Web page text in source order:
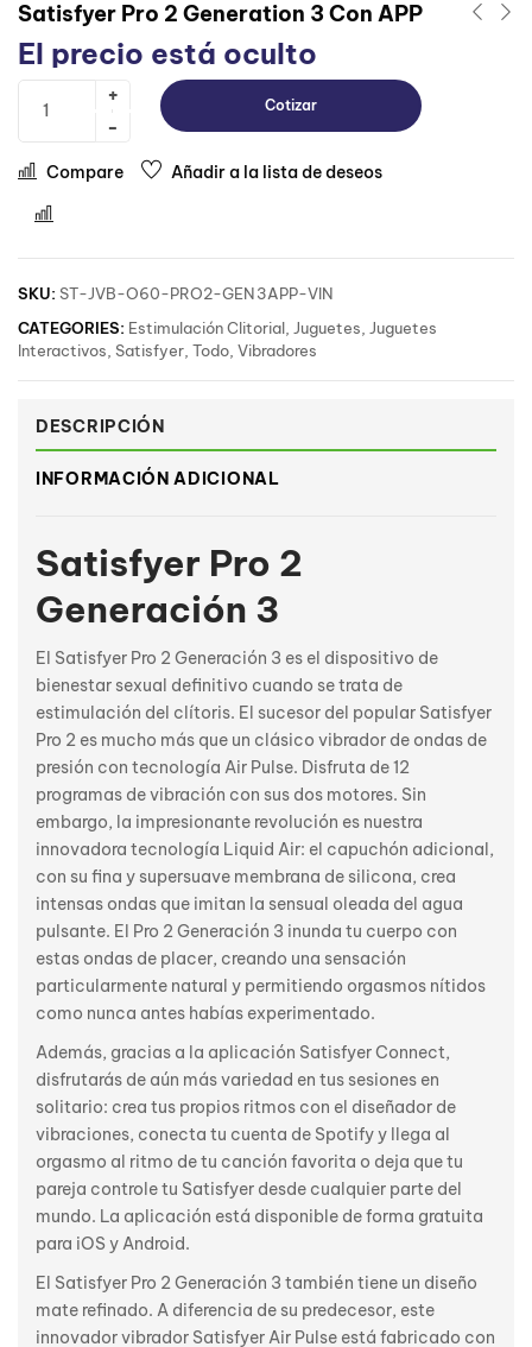
Satisfyer Pro 2 Generation 3 Con APP
El precio está oculto
Cotizar
Compare Añadir a la lista de deseos
SKU: ST-JVB-O60-PRO2-GEN3APP-VIN
CATEGORIES: Estimulación Clitorial Juguetes
Juguetes
Interactivos Satisfyer Todo Vibradores
DESCRIPCIÓN
INFORMACIÓN ADICIONAL
Satisfyer Pro 2
Generación 3
El Satisfyer Pro 2 Generación 3 es el dispositivo de
bienestar sexual definitivo cuando se trata de
estimulación del clítoris. El sucesor del popular Satisfyer
Pro 2 es mucho más que un clásico vibrador de ondas de
presión con tecnología Air Pulse. Disfruta de 12
programas de vibración con sus dos motores. Sin
embargo, la impresionante revolución es nuestra
innovadora tecnología Liquid Air: el capuchón adicional,
con su fina y supersuave membrana de silicona, crea
intensas ondas que imitan la sensual oleada del agua
pulsante. El Pro 2 Generación 3 inunda tu cuerpo con
estas ondas de placer, creando una sensación
particularmente natural y permitiendo orgasmos nítidos
como nunca antes habías experimentado.
Además, gracias a la aplicación Satisfyer Connect,
disfrutarás de aún más variedad en tus sesiones en
solitario: crea tus propios ritmos con el diseñador de
vibraciones, conecta tu cuenta de Spotify y llega al
orgasmo al ritmo de tu canción favorita o deja que tu
pareja controle tu Satisfyer desde cualquier parte del
mundo. La aplicación está disponible de forma gratuita
para iOS y Android.
El Satisfyer Pro 2 Generación 3 también tiene un diseño
mate refinado. A diferencia de su predecesor, este
innovador vibrador Satisfyer Air Pulse está fabricado con